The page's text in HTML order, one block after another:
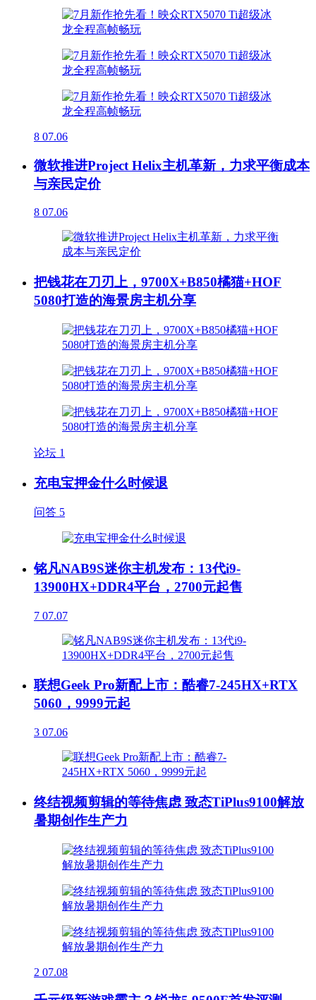
8 07.06
微软推进Project Helix主机革新，力求平衡成本
与亲民定价
8 07.06
把钱花在刀刃上，9700X+B850橘猫+HOF
5080打造的海景房主机分享
论坛 1
充电宝押金什么时候退
问答 5
铭凡NAB9S迷你主机发布：13代i9-
13900HX+DDR4平台，2700元起售
7 07.07
联想Geek Pro新配上市：酷睿7-245HX+RTX
5060，9999元起
3 07.06
终结视频剪辑的等待焦虑 致态TiPlus9100解放
暑期创作生产力
2 07.08